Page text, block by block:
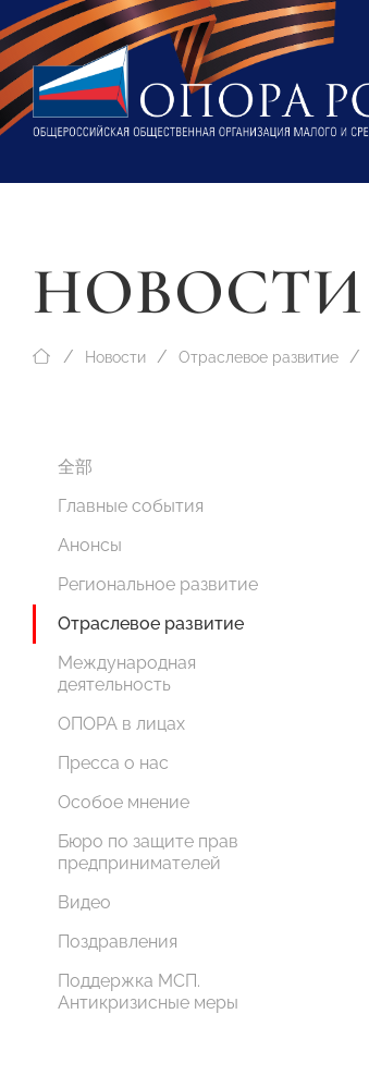
НОВОСТИ
Новости Отраслевое развитие
全部
Главные события
Анонсы
Региональное развитие
Отраслевое развитие
Международная
деятельность
ОПОРА в лицах
Пресса о нас
Особое мнение
Бюро по защите прав
предпринимателей
Видео
Поздравления
Поддержка МСП.
Антикризисные меры